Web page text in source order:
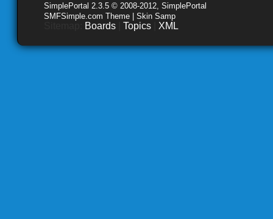
SimplePortal 2.3.5 © 2008-2012, SimplePortal
SMFSimple.com Theme | Skin Samp
Boards Topics XML